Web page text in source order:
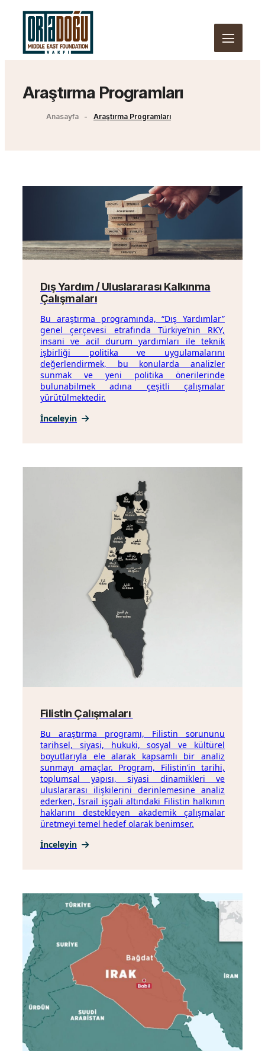
Araştırma Programları
Anasayfa Araştırma Programları
Dış Yardım / Uluslararası Kalkınma
Çalışmaları
Bu araştırma programında, “Dış Yardımlar”
genel çerçevesi etrafında Türkiye’nin RKY,
insani ve acil durum yardımları ile teknik
işbirliği politika ve uygulamalarını
değerlendirmek, bu konularda analizler
sunmak ve yeni politika önerilerinde
bulunabilmek adına çeşitli çalışmalar
yürütülmektedir.
İnceleyin
Filistin Çalışmaları
Bu araştırma programı, Filistin sorununu
tarihsel, siyasi, hukuki, sosyal ve kültürel
boyutlarıyla ele alarak kapsamlı bir analiz
sunmayı amaçlar. Program, Filistin’in tarihi,
toplumsal yapısı, siyasi dinamikleri ve
uluslararası ilişkilerini derinlemesine analiz
ederken, İsrail işgali altındaki Filistin halkının
haklarını destekleyen akademik çalışmalar
üretmeyi temel hedef olarak benimser.
İnceleyin